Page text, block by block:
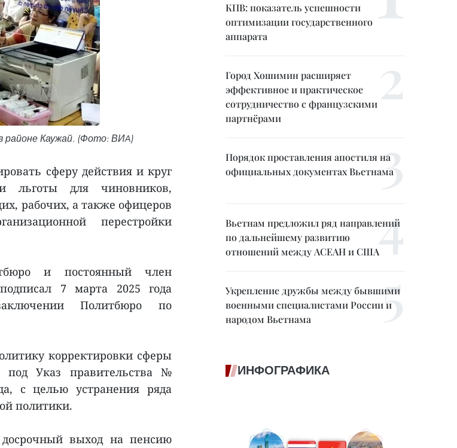
районе Каужай. (Фото: ВИA)
сферу действия и круг
льготы для чиновников,
рабочих, а также офицеров
перестройки
и постоянный член
7 марта 2025 года
Политбюро по
корректировки сферы
Указ правительства №
с целью устранения ряда
политики.
выход на пенсию
КПВ: показатель успешности
оптимизации государственного
аппарата
Город Хошимин расширяет
эффективное и практическое
сотрудничество с французскими
партнёрами
Порядок проставления апостиля на
официальных документах Вьетнама
Вьетнам предложил ряд направлений
по дальнейшему развитию
отношений между АСЕАН и США
Укрепление дружбы между бывшими
военными специалистами России и
народом Вьетнама
ИНФОГРАФИКА